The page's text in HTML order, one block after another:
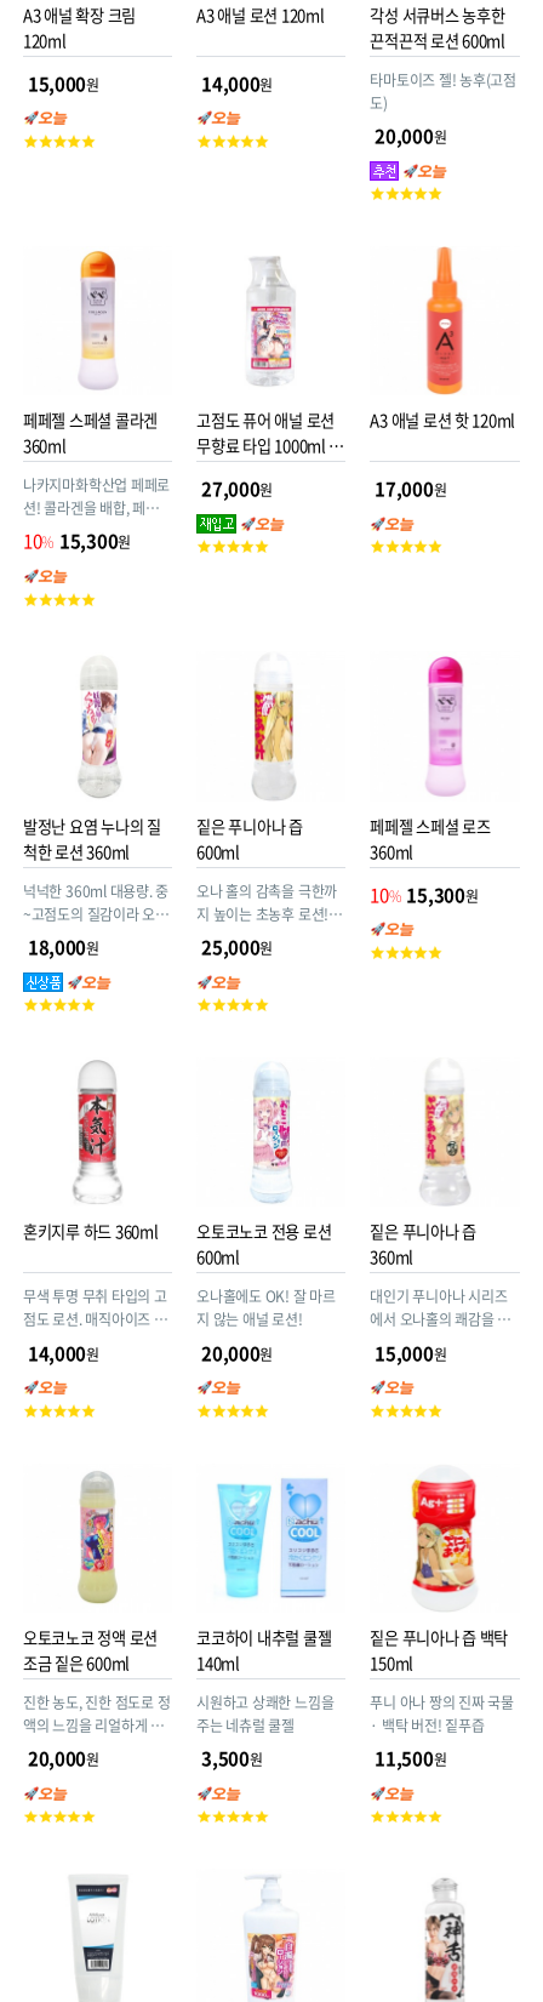
A3 애널 확장 크림
120ml
15,000원
고
A3 애널 로션 120ml
14,000원
고
각성 서큐버스 농후한
끈적끈적 로션 600ml
타마토이즈 젤! 농후(고점
도)
20,000원
고
페페젤 스페셜 콜라겐
360ml
나카지마화학산업 페페로
션! 콜라겐을 배합, 페페젤
x 월드공예 콜라보
10% 15,300원
고
고점도 퓨어 애널 로션
무향료 타입 1000ml 라
27,000원
고
A3 애널 로션 핫 120ml
17,000원
고
발정난 요염 누나의 질
척한 로션 360ml
넉넉한 360ml 대용량. 중
~고점도의 질감이라 오나
홀은 물론, 다양한 어덜트
굿즈에도 찰떡같이 잘 어
울립니다.
18,000원
고
짙은 푸니아나 즙
600ml
오나 홀의 감촉을 극한까
지 높이는 초농후 로션! 짙
푸즙
25,000원
고
페페젤 스페셜 로즈
360ml
10% 15,300원
고
혼키지루 하드 360ml
무색 투명 무취 타입의 고
점도 로션. 매직아이즈 혼
키지루 애액 젤의 진한 버
전! 점도가 매우 높습니다.
배란기 흥분상태에서 분
비되는 애액의 점도를 재
14,000원
고
오토코노코 전용 로션
600ml
오나홀에도 OK! 잘 마르
지 않는 애널 로션!
20,000원
고
짙은 푸니아나 즙
360ml
대인기 푸니아나 시리즈
에서 오나홀의 쾌감을 극
한까지 높이는 농후 로션
이 등장! 짙푸즙
15,000원
고
오토코노코 정액 로션
조금 짙은 600ml
진한 농도, 진한 점도로 정
액의 느낌을 리얼하게 재
현한 로션
20,000원
고
코코하이 내추럴 쿨젤
140ml
시원하고 상쾌한 느낌을
주는 네츄럴 쿨젤
3,500원
고
짙은 푸니아나 즙 백탁
150ml
푸니 아나 짱의 진짜 국물
· 백탁 버전! 짙푸즙
11,500원
고